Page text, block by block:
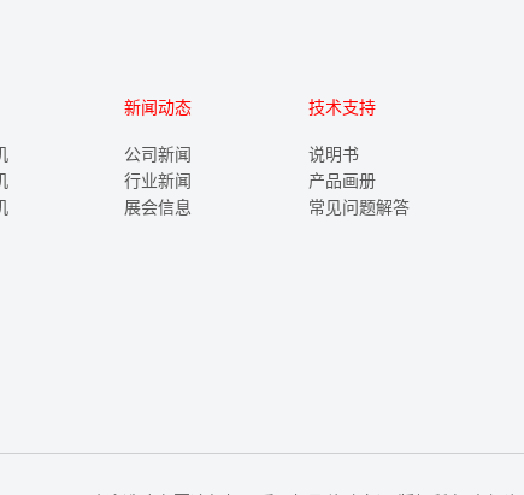
新闻动态
公司新闻
行业新闻
展会信息
技术支持
说明书
产品画册
常见问题解答